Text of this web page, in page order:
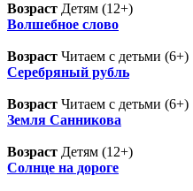
Возраст Детям (12+)
Волшебное слово
Возраст Читаем с детьми (6+)
Серебряный рубль
Возраст Читаем с детьми (6+)
Земля Санникова
Возраст Детям (12+)
Солнце на дороге